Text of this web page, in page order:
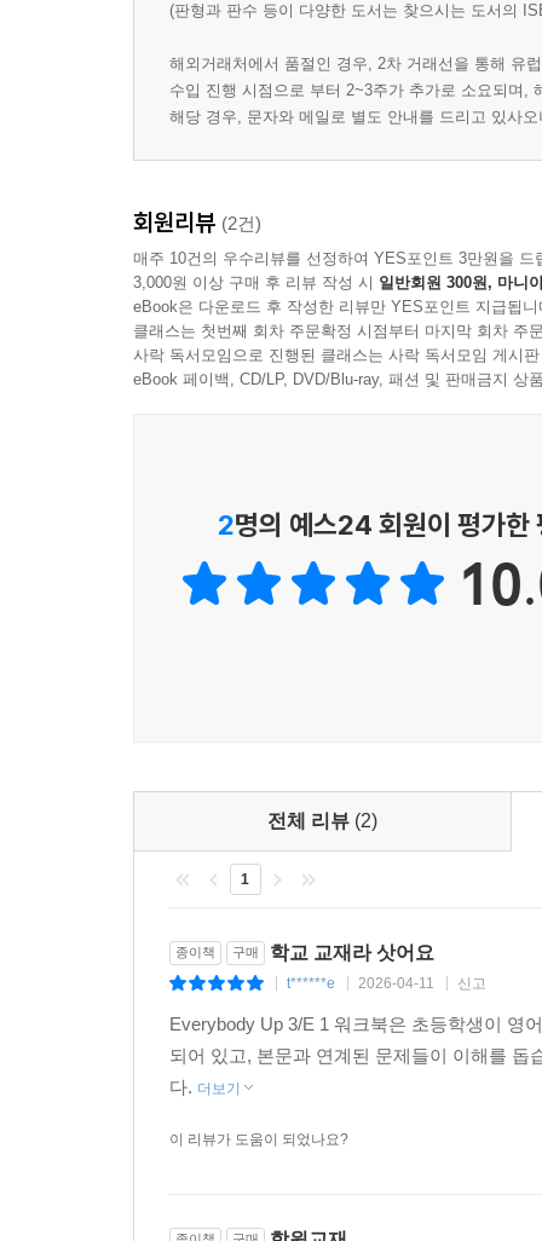
(판형과 판수 등이 다양한 도서는 찾으시는 도서의
해외거래처에서 품절인 경우, 2차 거래선을 통해 유
수입 진행 시점으로 부터 2~3주가 추가로 소요되며,
해당 경우, 문자와 메일로 별도 안내를 드리고 있사
회원리뷰 (2건)
매주 10건의 우수리뷰를 선정하여 YES포인트 3만원을 드
3,000원 이상 구매 후 리뷰 작성 시 일반회원 300원, 마니
eBook은 다운로드 후 작성한 리뷰만 YES포인트 지급됩니
클래스는 첫번째 회차 주문확정 시점부터 마지막 회차 주
사락 독서모임으로 진행된 클래스는 사락 독서모임 게시
eBook 페이백, CD/LP, DVD/Blu-ray, 패션 및 판매금지 상
2명의 예스24 회원이 평가한
전체 리뷰 (2)
1
종이책 구매 학교 교재라 삿어요
t******e 2026-04-11 신고
Everybody Up 3/E 1 워크북은 초등학생이 영
되어 있고, 본문과 연계된 문제들이 이해를
다. 더보기
이 리뷰가 도움이 되었나요?